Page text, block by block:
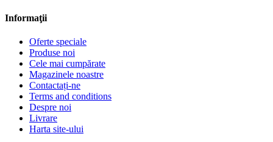
Informaţii
Oferte speciale
Produse noi
Cele mai cumpărate
Magazinele noastre
Contactați-ne
Terms and conditions
Despre noi
Livrare
Harta site-ului